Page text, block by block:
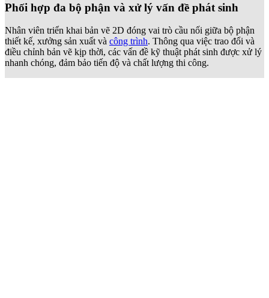
Phối hợp đa bộ phận và xử lý vấn đề phát sinh
Nhân viên triển khai bản vẽ 2D đóng vai trò cầu nối giữa bộ phận
thiết kế, xưởng sản xuất và công trình. Thông qua việc trao đổi và
điều chỉnh bản vẽ kịp thời, các vấn đề kỹ thuật phát sinh được xử lý
nhanh chóng, đảm bảo tiến độ và chất lượng thi công.